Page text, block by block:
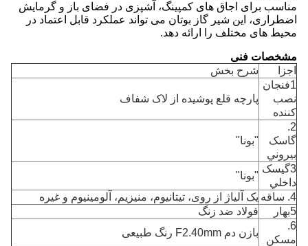
مناسب برای اجاق های کمپینگ، آشپزی در فضای باز و گرمایش
اضطراری، این شیر گاز بوتان می تواند عملکرد قابل اعتماد در
محیط های مختلف را ارائه دهد.
مشخصات فنی
اجزا
شرح بخش
1فنجان
نصب
کننده
پارچه قلع پوشیده از لاک شفاف
2.
گاسک
بيروني
"بونا"
3گيسک
داخلي
"بونا"
4. ساقه
یک آلیاژ از روی، تیتانیوم، منیزیم، آلومینیوم و غیره
5بهار
فولاد ضد زنگ
6.
مسکن
بازن دم F2.40mm رنگ طبیعی